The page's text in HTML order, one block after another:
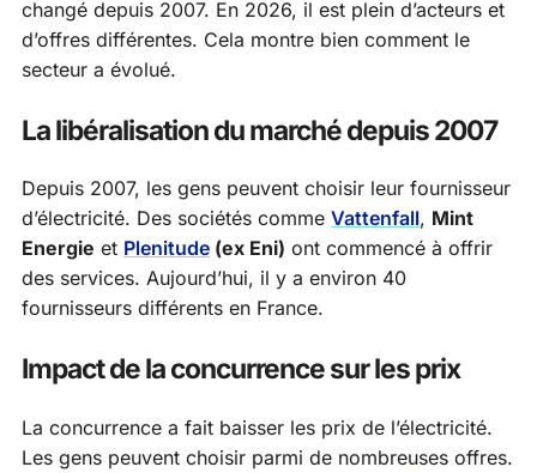
changé depuis 2007. En 2026, il est plein d’acteurs et
d’offres différentes. Cela montre bien comment le
secteur a évolué.
La libéralisation du marché depuis 2007
Depuis 2007, les gens peuvent choisir leur fournisseur
d’électricité. Des sociétés comme Vattenfall, Mint
Energie et Plenitude (ex Eni) ont commencé à offrir
des services. Aujourd’hui, il y a environ 40
fournisseurs différents en France.
Impact de la concurrence sur les prix
La concurrence a fait baisser les prix de l’électricité.
Les gens peuvent choisir parmi de nombreuses offres.